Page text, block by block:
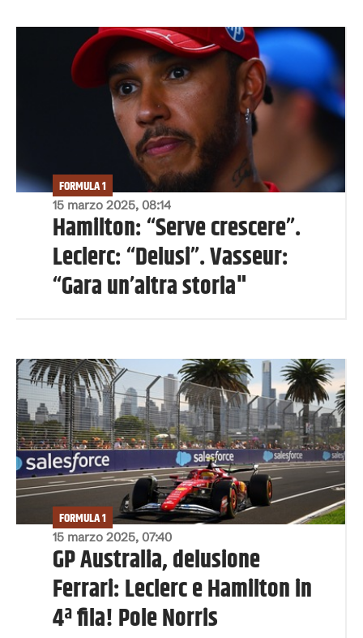
15 marzo 2025, 08:14
FORMULA 1
Hamilton: “Serve crescere”.
Leclerc: “Delusi”. Vasseur:
“Gara un’altra storia"
15 marzo 2025, 07:40
FORMULA 1
GP Australia, delusione
Ferrari: Leclerc e Hamilton in
4ª fila! Pole Norris